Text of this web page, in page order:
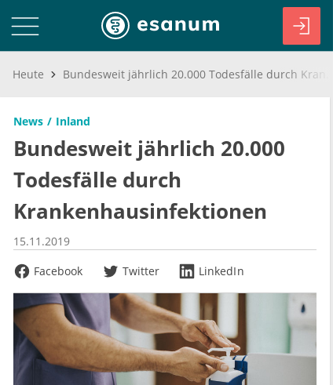
Heute
News Inland
Bundesweit jährlich 20.000
Todesfälle durch
Krankenhausinfektionen
15.11.2019
Facebook
Twitter LinkedIn